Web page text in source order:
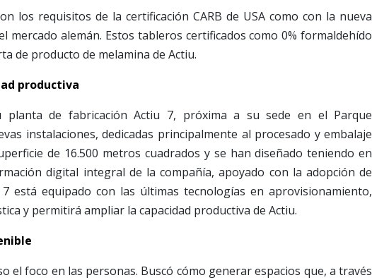
los requisitos de la certificación CARB de USA como con la nueva
mercado alemán. Estos tableros certificados como 0% formaldehído
de producto de melamina de Actiu.
productiva
planta de fabricación Actiu 7, próxima a su sede en el Parque
instalaciones, dedicadas principalmente al procesado y embalaje
de 16.500 metros cuadrados y se han diseñado teniendo en
digital integral de la compañía, apoyado con la adopción de
está equipado con las últimas tecnologías en aprovisionamiento,
y permitirá ampliar la capacidad productiva de Actiu.
el foco en las personas. Buscó cómo generar espacios que, a través